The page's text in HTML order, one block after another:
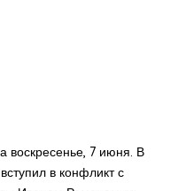
воскресенье, 7 июня. В
в конфликт с